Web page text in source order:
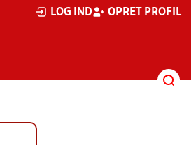
LOG IND OPRET PROFIL